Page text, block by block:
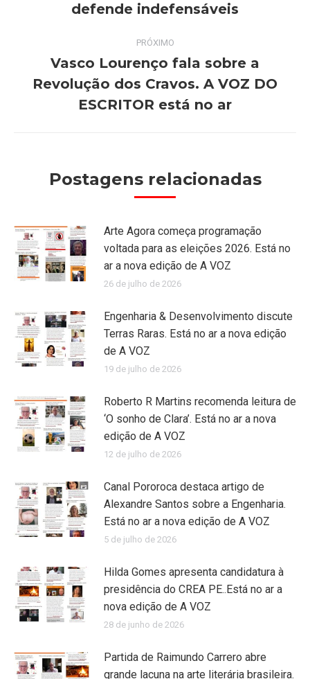
post:
anterior:
defende indefensáveis
PRÓXIMO
Próximo
post:
Vasco Lourenço fala sobre a
Revolução dos Cravos. A VOZ DO
ESCRITOR está no ar
Postagens relacionadas
Arte Agora começa programação
voltada para as eleições 2026. Está no
ar a nova edição de A VOZ
26 de julho de 2026
Engenharia & Desenvolvimento discute
Terras Raras. Está no ar a nova edição
de A VOZ
19 de julho de 2026
Roberto R Martins recomenda leitura de
‘O sonho de Clara’. Está no ar a nova
edição de A VOZ
12 de julho de 2026
Canal Pororoca destaca artigo de
Alexandre Santos sobre a Engenharia.
Está no ar a nova edição de A VOZ
5 de julho de 2026
Hilda Gomes apresenta candidatura à
presidência do CREA PE..Está no ar a
nova edição de A VOZ
28 de junho de 2026
Partida de Raimundo Carrero abre
grande lacuna na arte literária brasileira.